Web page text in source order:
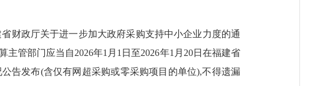
财政厅关于进一步加大政府采购支持中小企业力度的通
管部门应当自2026年1月1日至2026年1月20日在福建省
告发布(含仅有网超采购或零采购项目的单位),不得遗漏